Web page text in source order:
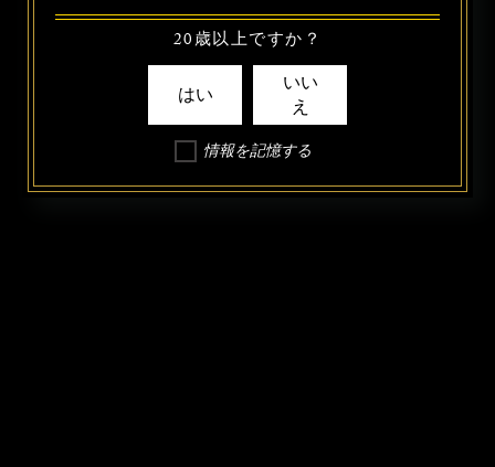
20歳以上ですか？
はい
いい
え
情報を記憶する